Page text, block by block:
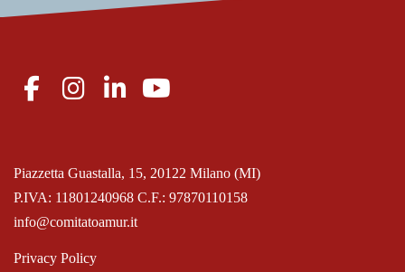
P.IVA: 11801240968 C.F.: 97870110158
Piazzetta Guastalla, 15, 20122 Milano (MI)
info@comitatoamur.it
Privacy Policy